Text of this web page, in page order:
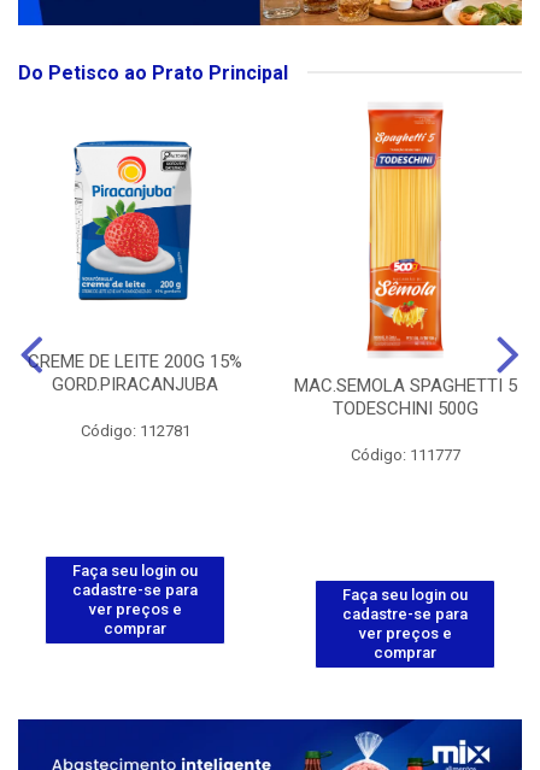
Do Petisco ao Prato Principal
CREME DE LEITE 200G 15%
GORD.PIRACANJUBA
Código: 112781
Faça seu login ou
cadastre-se para
ver preços e
comprar
MAC.SEMOLA SPAGHETTI 5
TODESCHINI 500G
Código: 111777
Faça seu login ou
cadastre-se para
ver preços e
comprar